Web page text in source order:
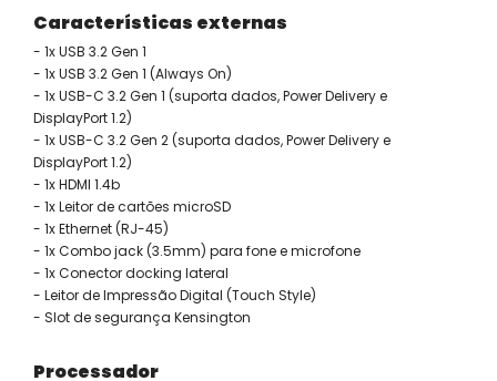
Características externas
- 1x USB 3.2 Gen 1
- 1x USB 3.2 Gen 1 (Always On)
- 1x USB-C 3.2 Gen 1 (suporta dados, Power Delivery e
DisplayPort 1.2)
- 1x USB-C 3.2 Gen 2 (suporta dados, Power Delivery e
DisplayPort 1.2)
- 1x HDMI 1.4b
- 1x Leitor de cartões microSD
- 1x Ethernet (RJ-45)
- 1x Combo jack (3.5mm) para fone e microfone
- 1x Conector docking lateral
- Leitor de Impressão Digital (Touch Style)
- Slot de segurança Kensington
Processador